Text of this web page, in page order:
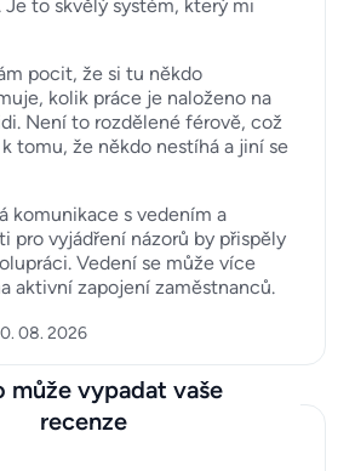
Je to skvělý systém, který mi
pocit, že si tu někdo
kolik práce je naloženo na
Není to rozdělené férově, což
tomu, že někdo nestíhá a jiní se
komunikace s vedením a
pro vyjádření názorů by přispěly
Vedení se může více
aktivní zapojení zaměstnanců.
08. 2026
může vypadat vaše
recenze